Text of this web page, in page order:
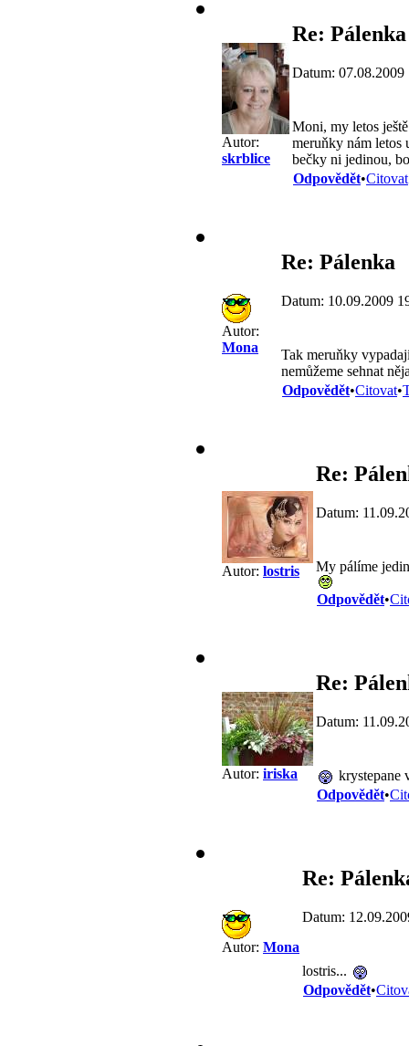
Autor:
skrblice
Re: Pálenka
Datum: 07.08.2009
Moni, my letos
meruňky nám letos
bečky ni jedinou,
Odpovědět•Citovat
Autor:
Mona
Re: Pálenka
Datum: 10.09.2009
Tak meruňky
nemůžeme sehnat
Odpovědět•Citovat•
Autor: lostris
Re:
Datum:
My pálíme
Odpovědět•
Autor: iriska
Re:
Datum:
krystepane
Odpovědět•
Autor: Mona
Re:
Datum:
lostris...
Odpovědět•